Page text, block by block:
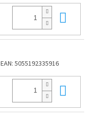
EAN: 5055192335916